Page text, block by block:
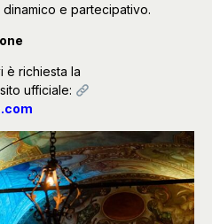
e partecipativo.
è richiesta la
ufficiale: